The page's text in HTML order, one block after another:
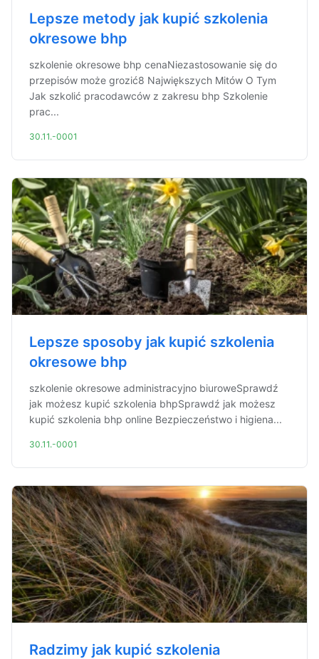
Lepsze metody jak kupić szkolenia
okresowe bhp
szkolenie okresowe bhp cenaNiezastosowanie się do
przepisów może grozić8 Największych Mitów O Tym
Jak szkolić pracodawców z zakresu bhp Szkolenie
prac...
30.11.-0001
Lepsze sposoby jak kupić szkolenia
okresowe bhp
szkolenie okresowe administracyjno biuroweSprawdź
jak możesz kupić szkolenia bhpSprawdź jak możesz
kupić szkolenia bhp online Bezpieczeństwo i higiena...
30.11.-0001
Radzimy jak kupić szkolenia